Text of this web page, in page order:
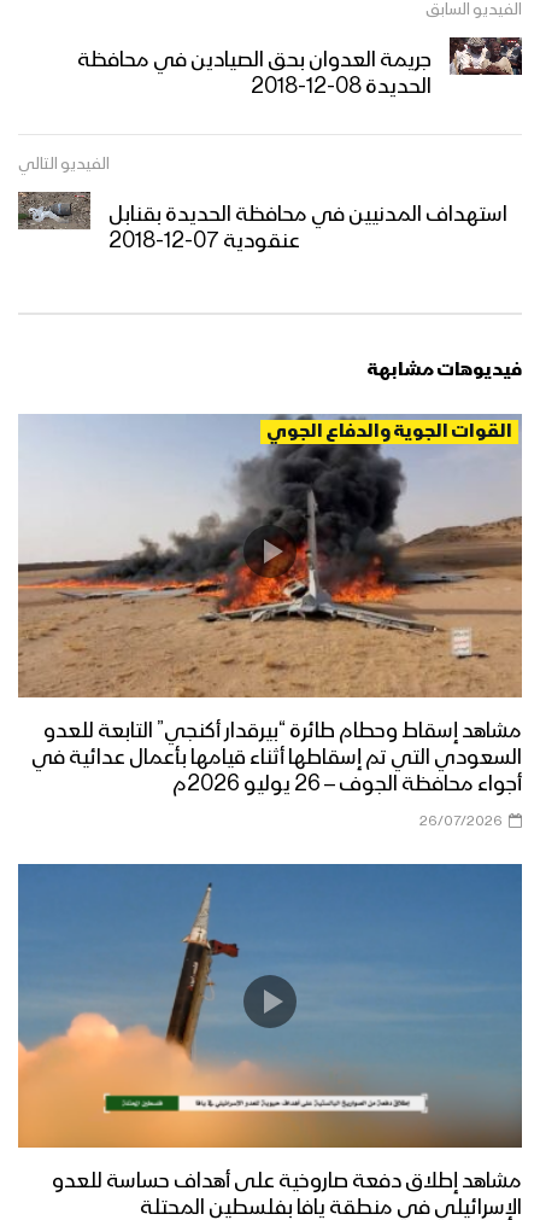
الفيديو السابق
جريمة العدوان بحق الصيادين في محافظة
الحديدة 08-12-2018
الفيديو التالي
استهداف المدنيين في محافظة الحديدة بقنابل
عنقودية 07-12-2018
فيديوهات مشابهة
القوات الجوية والدفاع الجوي
مشاهد إسقاط وحطام طائرة “بيرقدار أكنجي” التابعة للعدو
السعودي التي تم إسقاطها أثناء قيامها بأعمال عدائية في
أجواء محافظة الجوف – 26 يوليو 2026م
26/07/2026
مشاهد إطلاق دفعة صاروخية على أهداف حساسة للعدو
الإسرائيلي في منطقة يافا بفلسطين المحتلة